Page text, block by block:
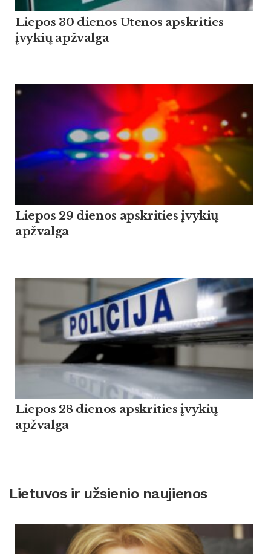
Liepos 30 dienos Utenos apskrities
įvykių apžvalga
Liepos 29 dienos apskrities įvykių
apžvalga
Liepos 28 dienos apskrities įvykių
apžvalga
Lietuvos ir užsienio naujienos